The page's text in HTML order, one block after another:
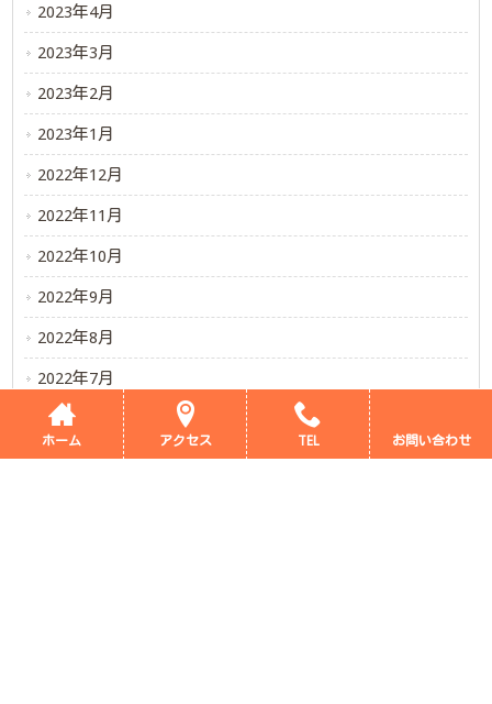
2023年4月
2023年3月
2023年2月
2023年1月
2022年12月
2022年11月
2022年10月
2022年9月
2022年8月
2022年7月
2022年6月
2022年5月
ホーム アクセス TEL お問い合わせ